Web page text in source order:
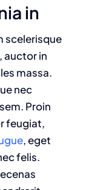
in
scelerisque
auctor in
massa.
nec
Proin
feugiat,
, eget
felis.